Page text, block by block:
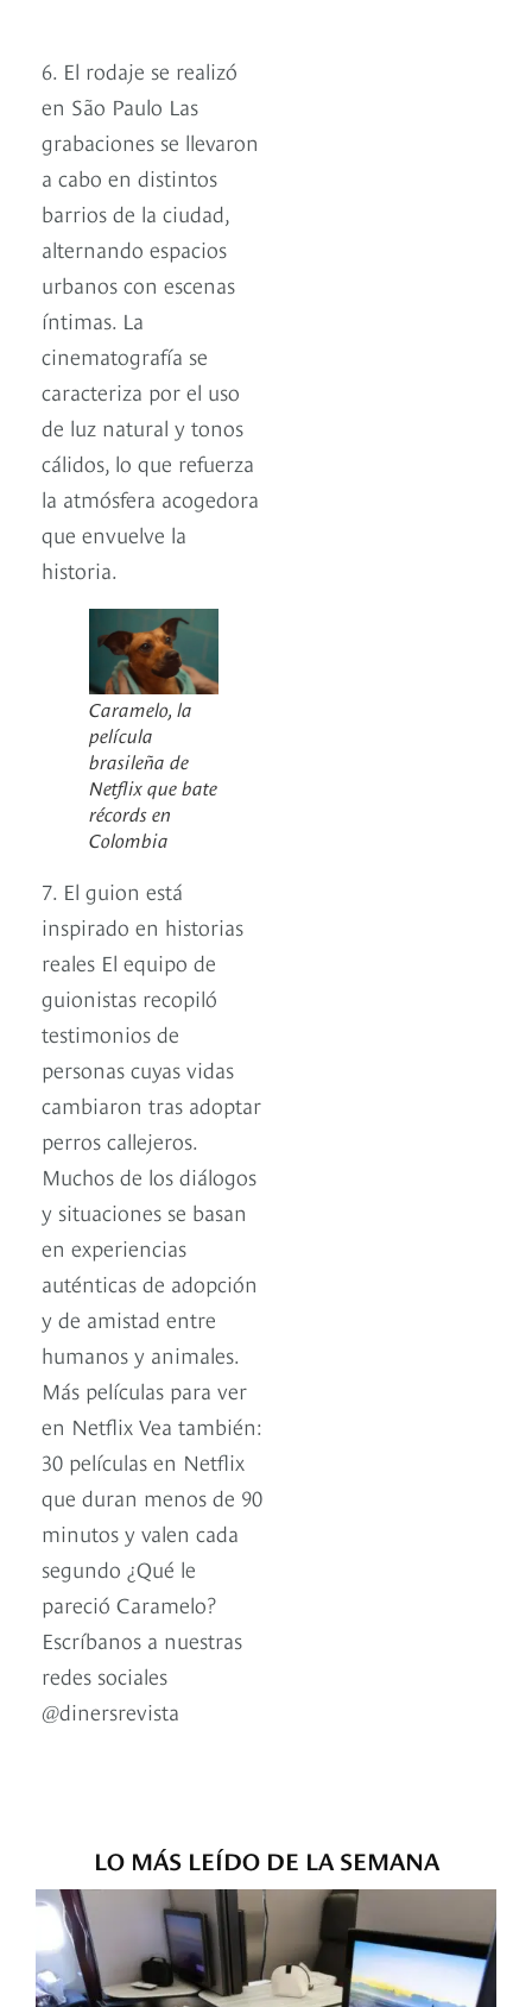
6. El rodaje se realizó
en São Paulo Las
grabaciones se llevaron
a cabo en distintos
barrios de la ciudad,
alternando espacios
urbanos con escenas
íntimas. La
cinematografía se
caracteriza por el uso
de luz natural y tonos
cálidos, lo que refuerza
la atmósfera acogedora
que envuelve la
historia.
Caramelo, la
película
brasileña de
Netflix que bate
récords en
Colombia
7. El guion está
inspirado en historias
reales El equipo de
guionistas recopiló
testimonios de
personas cuyas vidas
cambiaron tras adoptar
perros callejeros.
Muchos de los diálogos
y situaciones se basan
en experiencias
auténticas de adopción
y de amistad entre
humanos y animales.
Más películas para ver
en Netflix Vea también:
30 películas en Netflix
que duran menos de 90
minutos y valen cada
segundo ¿Qué le
pareció Caramelo?
Escríbanos a nuestras
redes sociales
@dinersrevista
LO MÁS LEÍDO DE LA SEMANA